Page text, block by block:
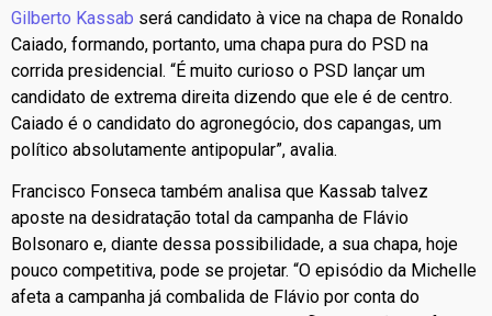
Gilberto Kassab será candidato à vice na chapa de Ronaldo
Caiado, formando, portanto, uma chapa pura do PSD na
corrida presidencial. “É muito curioso o PSD lançar um
candidato de extrema direita dizendo que ele é de centro.
Caiado é o candidato do agronegócio, dos capangas, um
político absolutamente antipopular”, avalia.
Francisco Fonseca também analisa que Kassab talvez
aposte na desidratação total da campanha de Flávio
Bolsonaro e, diante dessa possibilidade, a sua chapa, hoje
pouco competitiva, pode se projetar. “O episódio da Michelle
afeta a campanha já combalida de Flávio por conta do